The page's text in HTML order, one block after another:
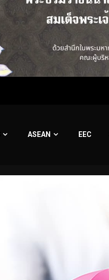
ASEAN EEC